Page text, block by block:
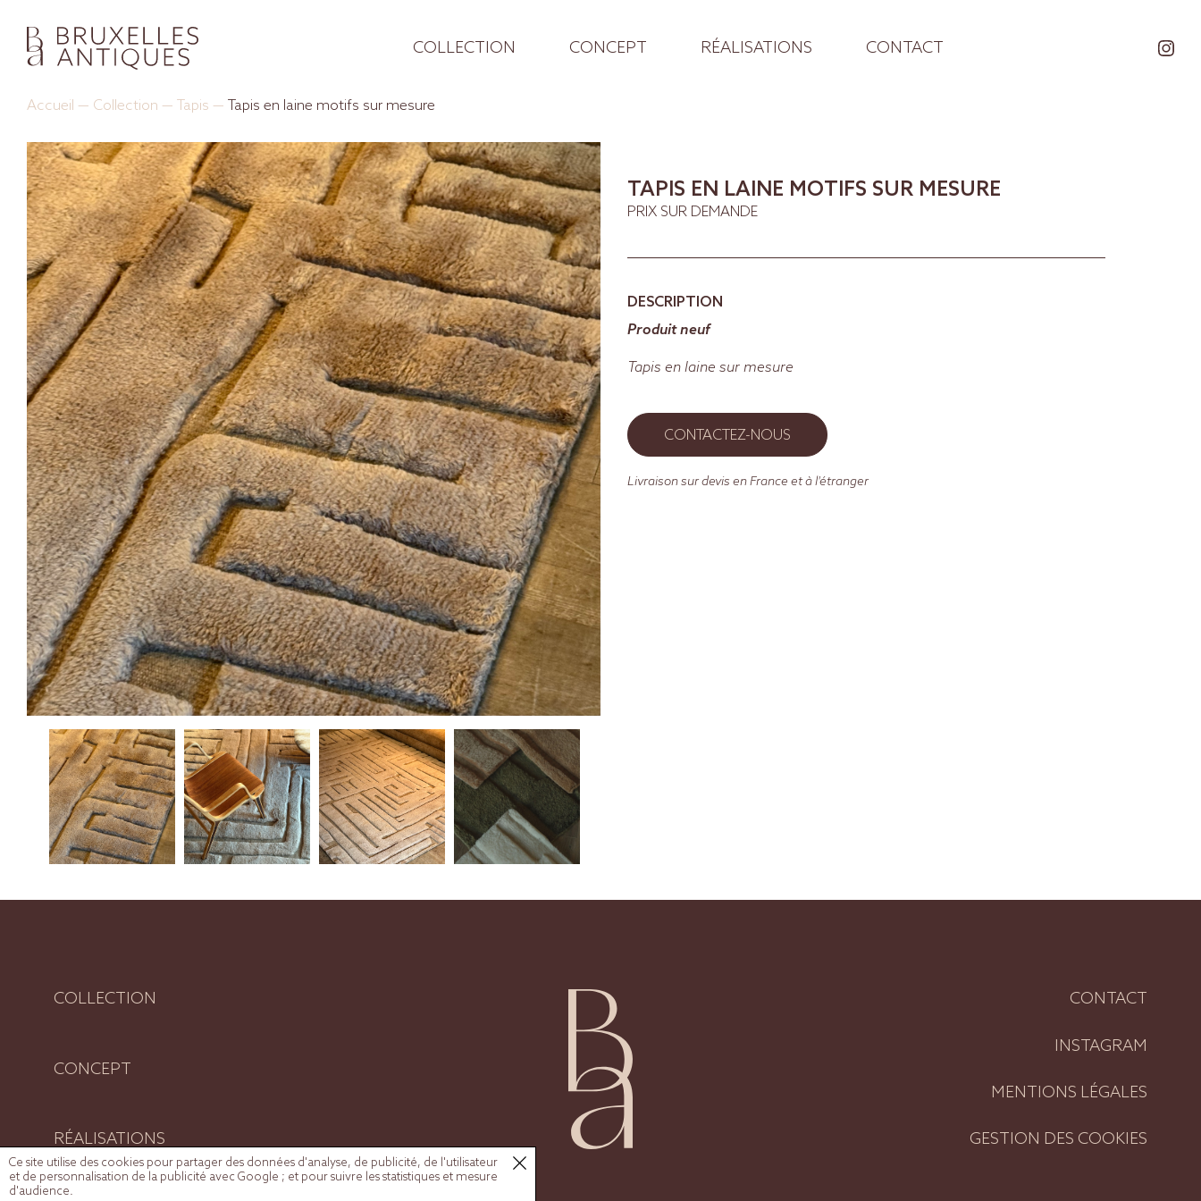
COLLECTION CONCEPT RÉALISATIONS CONTACT
Accueil — Collection — Tapis — Tapis en laine motifs sur mesure
TAPIS EN LAINE MOTIFS SUR MESURE
PRIX SUR DEMANDE
DESCRIPTION
Produit neuf
Tapis en laine sur mesure
CONTACTEZ-NOUS
Livraison sur devis en France et à l'étranger
COLLECTION
CONCEPT
RÉALISATIONS
CONTACT
INSTAGRAM
MENTIONS LÉGALES
GESTION DES COOKIES
Ce site utilise des cookies pour partager des données d'analyse, de publicité, de l'utilisateur
et de personnalisation de la publicité avec Google ; et pour suivre les statistiques et mesure
d'audience.